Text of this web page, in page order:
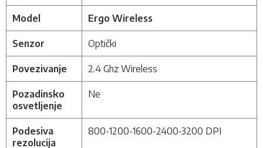
Model Ergo Wireless
Senzor Optički
Povezivanje 2.4 Ghz Wireless
Pozadinsko
osvetljenje
Ne
Podesiva
rezolucija
800-1200-1600-2400-3200 DPI